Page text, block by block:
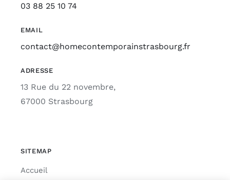
03 88 25 10 74
EMAIL
contact@homecontemporainstrasbourg.fr
ADRESSE
13 Rue du 22 novembre,
67000 Strasbourg
SITEMAP
Accueil